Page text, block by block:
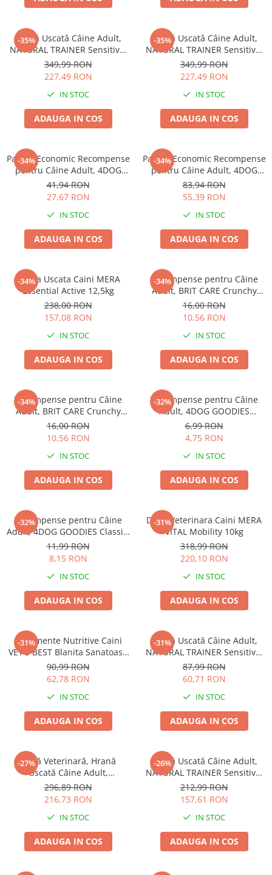
-35%
Hrană Uscată Câine Adult,
NATURAL TRAINER Sensitive,
Fără Gluten, Talie
Medie/Mare, Iepure, 12kg
349,99 RON
227,49 RON
IN STOC
ADAUGA IN COS
-35%
Hrană Uscată Câine Adult,
NATURAL TRAINER Sensitive,
Fără Gluten, Talie
Medie/Mare, Miel, 12kg
349,99 RON
227,49 RON
IN STOC
ADAUGA IN COS
-34%
Pachet Economic Recompense
pentru Câine Adult, 4DOG
GOODIES Trainer, Miel și
Orez, 6x150g
41,94 RON
27,67 RON
IN STOC
ADAUGA IN COS
-34%
Pachet Economic Recompense
pentru Câine Adult, 4DOG
GOODIES Classic, Jerky
Tenders Pui, 6x100g
83,94 RON
55,39 RON
IN STOC
ADAUGA IN COS
-34%
Hrana Uscata Caini MERA
Essential Active 12,5kg
238,00 RON
157,08 RON
IN STOC
ADAUGA IN COS
-34%
Recompense pentru Câine
Adult, BRIT CARE Crunchy
Cracker, Insecte, Curcan și
Mere, 200g
16,00 RON
10,56 RON
IN STOC
ADAUGA IN COS
-34%
Recompense pentru Câine
Adult, BRIT CARE Crunchy
Cracker, Insecte, Iepure și
Fenicul, 200g
16,00 RON
10,56 RON
IN STOC
ADAUGA IN COS
-32%
Recompense pentru Câine
Adult, 4DOG GOODIES
Trainer, Miel și Orez, 150g
6,99 RON
4,75 RON
IN STOC
ADAUGA IN COS
-32%
Recompense pentru Câine
Adult, 4DOG GOODIES Classic,
Jerky Tenders Pui, 100g
11,99 RON
8,15 RON
IN STOC
ADAUGA IN COS
-31%
Dieta Veterinara Caini MERA
VITAL Mobility 10kg
318,99 RON
220,10 RON
IN STOC
ADAUGA IN COS
-31%
Suplimente Nutritive Caini
VET'S BEST Blanita Sanatoasa
60 tablete
90,99 RON
62,78 RON
IN STOC
ADAUGA IN COS
-31%
Hrană Uscată Câine Adult,
NATURAL TRAINER Sensitive,
Fără Gluten, Talie Mică,
Iepure, 2kg
87,99 RON
60,71 RON
IN STOC
ADAUGA IN COS
-27%
Dietă Veterinară, Hrană
Uscată Câine Adult,
EXCLUSION Intestinal, Talie
Mică, Porc și Orez, 7kg
296,89 RON
216,73 RON
IN STOC
ADAUGA IN COS
-26%
Hrană Uscată Câine Adult,
NATURAL TRAINER Sensitive,
Talie Mică, Prosciutto Crudo,
7kg
212,99 RON
157,61 RON
IN STOC
ADAUGA IN COS